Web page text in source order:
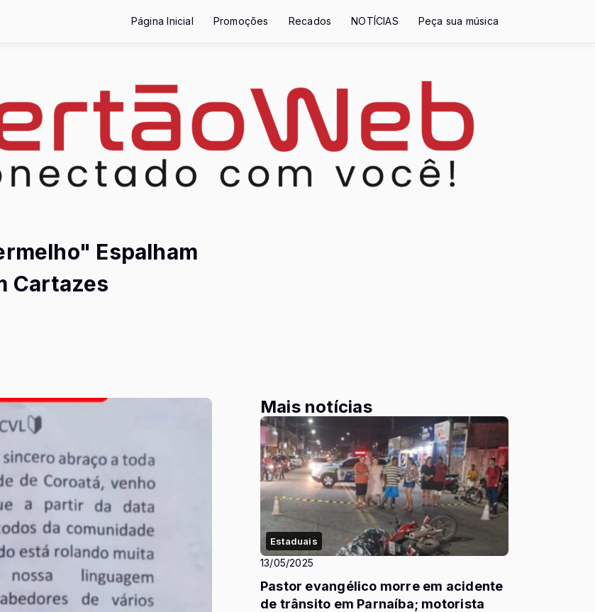
Página Inicial Promoções Recados NOTÍCIAS Peça sua música
Espalham
Cartazes
Mais notícias
Estaduais
13/05/2025
Pastor evangélico morre em acidente
de trânsito em Parnaíba; motorista